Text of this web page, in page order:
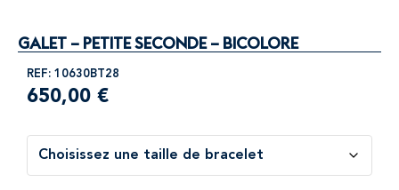
GALET – PETITE SECONDE – BICOLORE
REF: 10630BT28
650,00 €